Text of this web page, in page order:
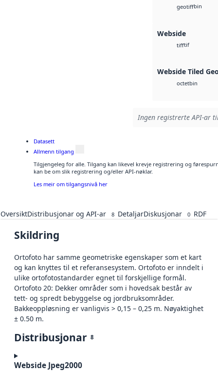
geotiffbin
Webside
tifftif
Webside Tiled
octetbin
Ingen registrerte API-ar
Datasett
Allmenn tilgang
Tilgjengeleg for alle. Tilgang kan likevel krevje registrering og
kan be om slik registrering og/eller API-nøklar.
Les meir om tilgangsnivå her
OversiktDistribusjonar og API-ar 8 DetaljarDiskusjonar 0 RDF
Skildring
Ortofoto har samme geometriske egenskaper som et kart
og kan knyttes til et referansesystem. Ortofoto er inndelt i
ulike ortofotostandarder egnet til forskjellige formål.
Ortofoto 20: Dekker områder som i hovedsak består av
tett- og spredt bebyggelse og jordbruksområder.
Bakkeoppløsning er vanligvis > 0,15 – 0,25 m. Nøyaktighet
± 0.50 m.
Distribusjonar 8
Webside Jpeg2000